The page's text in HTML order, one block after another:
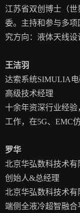
江苏省双创博士（
委。主持和参与多
究方向：液体天线设
王洁羽
达索系统SIMULIA
高级技术经理
十余年资深行业经
工作，在5G、EMC
罗华
北京华弘数科技术有
创始人&总经理
北京华弘数科技术
端侧全液冷超智融